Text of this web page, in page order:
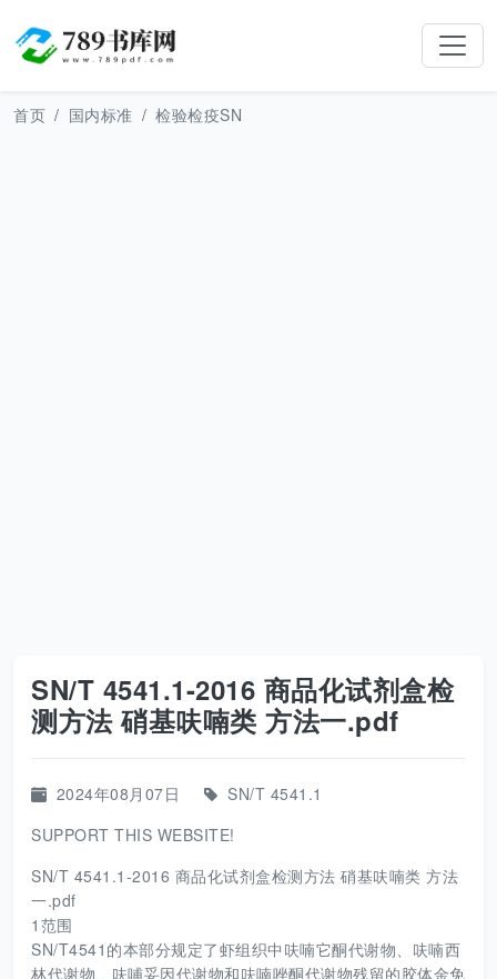
首页 国内标准 检验检疫SN
SN/T 4541.1-2016 商品化试剂盒检
测方法 硝基呋喃类 方法一.pdf
2024年08月07日
SN/T 4541.1
SUPPORT THIS WEBSITE!
SN/T 4541.1-2016 商品化试剂盒检测方法 硝基呋喃类 方法
一.pdf
1范围
SN/T4541的本部分规定了虾组织中呋喃它酮代谢物、呋喃西
林代谢物、呋哺妥因代谢物和呋喃唑酮代谢物残留的胶体金免